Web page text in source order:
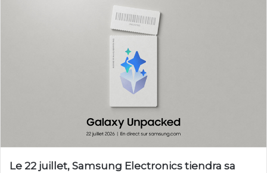
Le 22 juillet, Samsung Electronics tiendra sa